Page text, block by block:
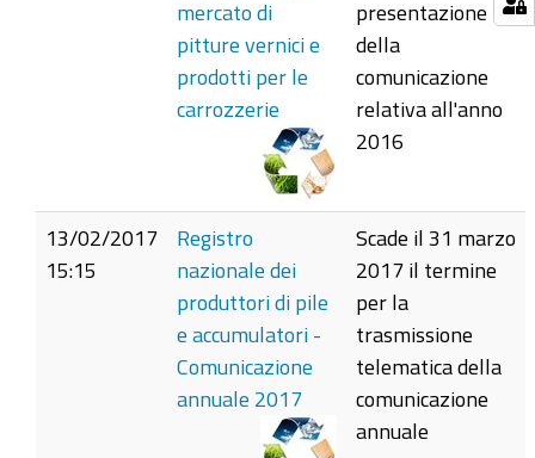
mercato di
pitture vernici e
prodotti per le
carrozzerie
presentazione
della
comunicazione
relativa all'anno
2016
13/02/2017
15:15
Registro
nazionale dei
produttori di pile
e accumulatori -
Comunicazione
annuale 2017
Scade il 31 marzo
2017 il termine
per la
trasmissione
telematica della
comunicazione
annuale